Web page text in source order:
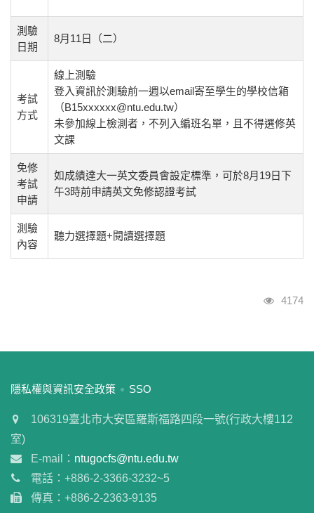
測驗
日期
8月11日（二）
考試
方式
線上測驗
登入資訊於測驗前一週以email寄至學生的學校信箱
（B15xxxxxx@ntu.edu.tw）
未參加線上檢測者，不列入編班名單，且不得選修英
文課
免修
考試
申請
如成績達大一英文委員會設定標準，可於8月19日下
午3時前申請英文免修認證考試
測驗
內容
聽力選擇題+閱讀選擇題
瀏覽人
4174
:::
隱私權與資訊安全政策 SSO
106319臺北市大安區羅斯福路四段一號(行政大樓112
室)
E-mail： ntugocfs@ntu.edu.tw
電話：+886-2-3366-3232~5
傳真：+886-2-2363-9135